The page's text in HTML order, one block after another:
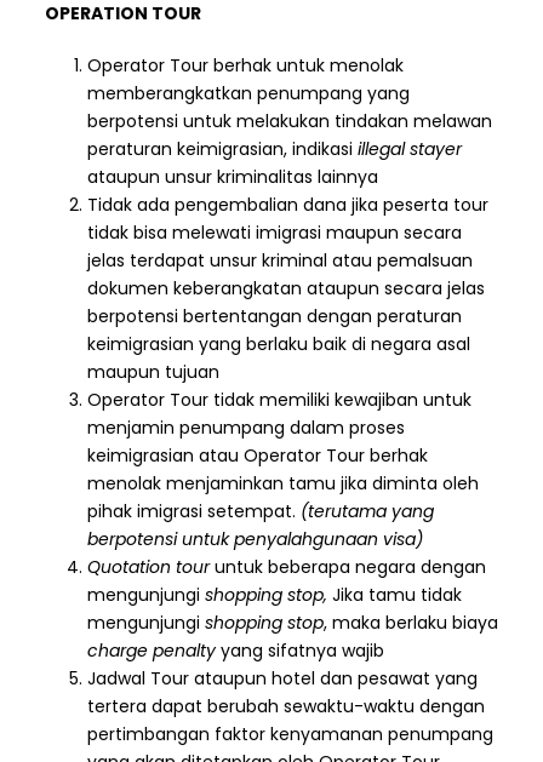
OPERATION TOUR
Operator Tour berhak untuk menolak
memberangkatkan penumpang yang
berpotensi untuk melakukan tindakan melawan
peraturan keimigrasian, indikasi illegal stayer
ataupun unsur kriminalitas lainnya
Tidak ada pengembalian dana jika peserta tour
tidak bisa melewati imigrasi maupun secara
jelas terdapat unsur kriminal atau pemalsuan
dokumen keberangkatan ataupun secara jelas
berpotensi bertentangan dengan peraturan
keimigrasian yang berlaku baik di negara asal
maupun tujuan
Operator Tour tidak memiliki kewajiban untuk
menjamin penumpang dalam proses
keimigrasian atau Operator Tour berhak
menolak menjaminkan tamu jika diminta oleh
pihak imigrasi setempat. (terutama yang
berpotensi untuk penyalahgunaan visa)
Quotation touruntuk beberapa negara dengan
mengunjungi shopping stop, Jika tamu tidak
mengunjungi shopping stop, maka berlaku biaya
charge penaltyyang sifatnya wajib
Jadwal Tour ataupun hotel dan pesawat yang
tertera dapat berubah sewaktu-waktu dengan
pertimbangan faktor kenyamanan penumpang